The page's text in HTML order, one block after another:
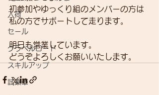
入荷
セール
グラベルロード
スキルアップ
試乗車
初参加やゆっくり組のメンバーの方は
私の方でサポートして走ります。
明日も営業しています。
どうぞよろしくお願いいたします。